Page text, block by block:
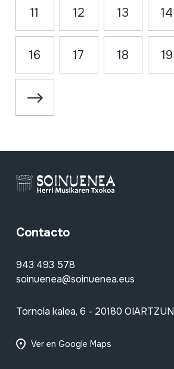
11 12 13 14
16 17 18 19
Contacto
943 493 578
soinuenea@soinuenea.eus
Tornola kalea, 6 - 20180 OIARTZUN
Ver en Google Maps